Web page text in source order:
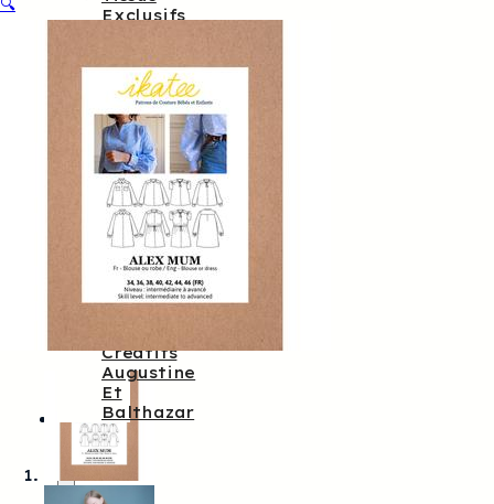
Exclusifs
Balthazar
Patrons
De
Couture
Augustine
Et
Balthazar
Boutons
Et
Étiquettes
Augustine
Créatifs
Augustine
Et
Balthazar
Patrons
De
Couture
🔍